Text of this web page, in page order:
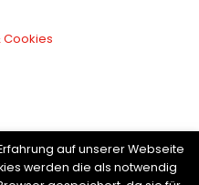
auf unserer Webseite
werden die als notwendig